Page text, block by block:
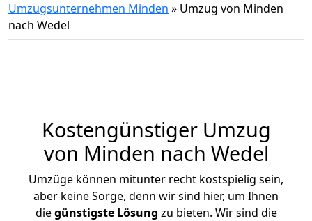
Umzugsunternehmen Minden » Umzug von Minden
nach Wedel
Kostengünstiger Umzug
von Minden nach Wedel
Umzüge können mitunter recht kostspielig sein,
aber keine Sorge, denn wir sind hier, um Ihnen
diegünstigste Lösung zu bieten. Wir sind die